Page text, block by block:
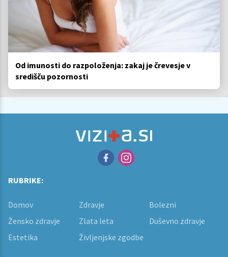
Od imunosti do razpoloženja: zakaj je črevesje v
središču pozornosti
RUBRIKE:
Domov Zdravje
Bolezni
Žensko zdravje
Zlata leta
Duševno zdravje
Estetika
Življenjske zgodbe